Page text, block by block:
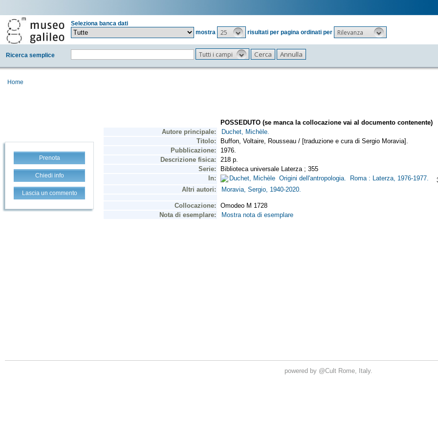
Seleziona banca dati
mostra
25 risultati per pagina ordinati per Rilevanza
Ricerca semplice Tutti i campi
Home
Prenota
Chiedi info
Lascia un commento
powered by @Cult Rome, Italy.